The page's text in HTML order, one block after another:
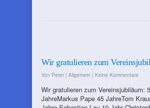
Wir gratulieren zum
Von Peter | Allgemein | Keine Kommentare
Wir gratulieren zum Vereinsjubiläum:
JahreMarkus Pape 45 JahreTom